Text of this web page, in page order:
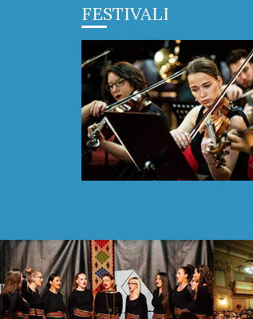
FESTIVALI